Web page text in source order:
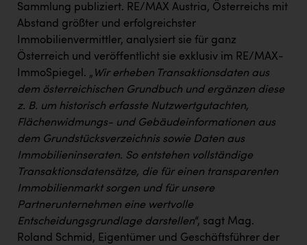
Sammlung publiziert. RE/MAX Austria, Österreichs mit
Abstand größter und erfolgreichster
Immobilienvermittler, analysiert sie für ganz
Österreich und veröffentlicht sie exklusiv im RE/MAX-
ImmoSpiegel. „ Wir erheben Transaktionsdaten aus
dem österreichischen Grundbuch und ergänzen diese
z. B. um historisch erfasste Nutzwertgutachten,
Flächenwidmungs- und Gebäudeinformationen aus
dem Grundstücksverzeichnis sowie Daten aus
Immobilieninseraten. So entstehen vollständige
Transaktionsdatensätze, die für einen transparenten
Immobilienmarkt sorgen und für unsere
Partnerunternehmen eine wertvolle
Entscheidungsgrundlage darstellen“, sagt Mag.
Roland Schmid, Eigentümer und Geschäftsführer der